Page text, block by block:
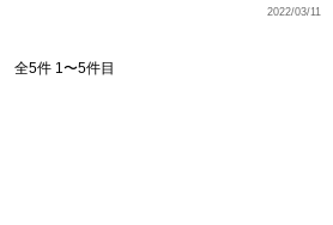
2022/03/11
全5件 1〜5件目